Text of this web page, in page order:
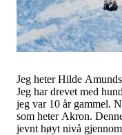
Jeg heter Hilde
Jeg har drevet med
jeg var 10 år gammel.
som heter Akron.
jevnt høyt nivå